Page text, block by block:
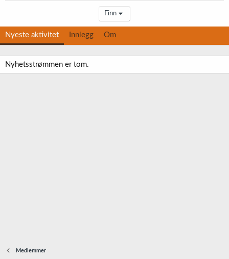
Finn
Nyeste aktivitet Innlegg Om
Nyhetsstrømmen er tom.
Medlemmer